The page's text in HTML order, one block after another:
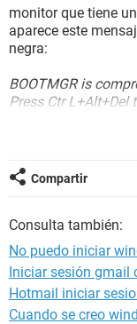
monitor que tiene
aparece este
negra:
BOOTMGR is
Press Ctr L+Alt+Del
Ni siquiera se llega
Es la segunda vez
ustedes puedan
Postada:No puedo
Muchas gracias
Compartir
Consulta también:
No puedo iniciar
Iniciar sesión gmail
Hotmail iniciar
Cuando se creo